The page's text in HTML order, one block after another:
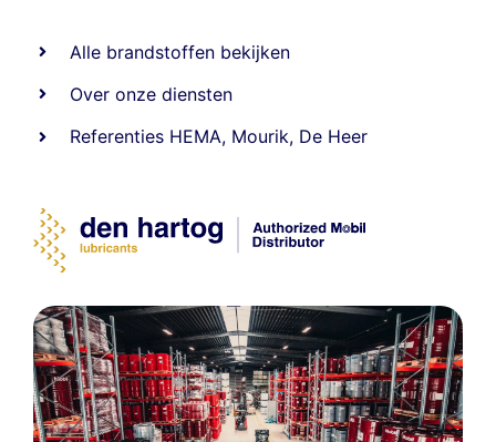
Alle brandstoffen bekijken
Over onze diensten
Referenties HEMA, Mourik, De Heer